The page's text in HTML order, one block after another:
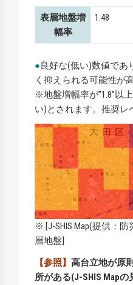
表層地盤増
幅率
1.48
●良好な(低い)数値であ
く抑えられる可能性が
※地盤増幅率が”1.8”以
い)とされます。推奨レ
※ [J-SHIS Map(提供：防
層地盤]
【参照】高台立地が原
所がある(J-SHIS Mapの